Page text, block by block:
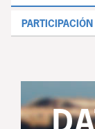
PARTICIPACIÓN